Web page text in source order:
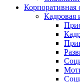
Корпоративная
Кадровая